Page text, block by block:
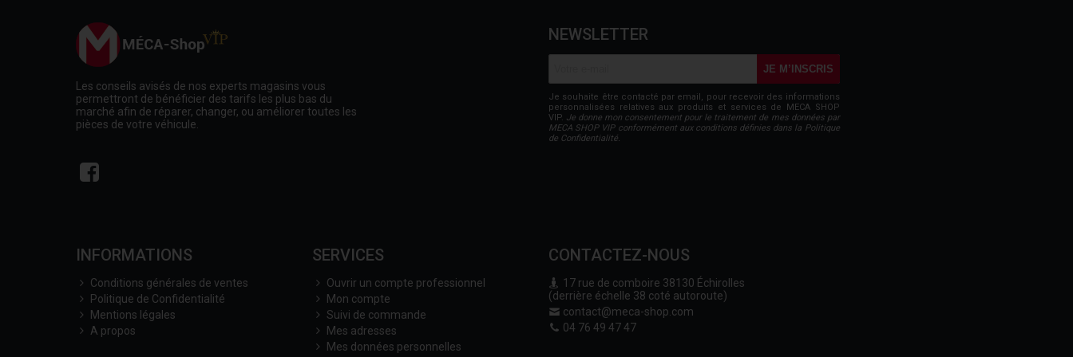
Les conseils avisés de nos experts magasins vous
permettront de bénéficier des tarifs les plus bas du
marché afin de réparer, changer, ou améliorer toutes les
pièces de votre véhicule.
NEWSLETTER
JE M’INSCRIS
Je souhaite être contacté par email, pour recevoir des informations
personnalisées relatives aux produits et services de MECA SHOP
VIP. Je donne mon consentement pour le traitement de mes données par
MECA SHOP VIP conformément aux conditions définies dans la Politique
de Confidentialité.
INFORMATIONS
Conditions générales de ventes
Politique de Confidentialité
Mentions légales
A propos
SERVICES
Ouvrir un compte professionnel
Mon compte
Suivi de commande
Mes adresses
Mes données personnelles
CONTACTEZ-NOUS
17 rue de comboire 38130 Échirolles
(derrière échelle 38 coté autoroute)
contact@meca-shop.com
04 76 49 47 47